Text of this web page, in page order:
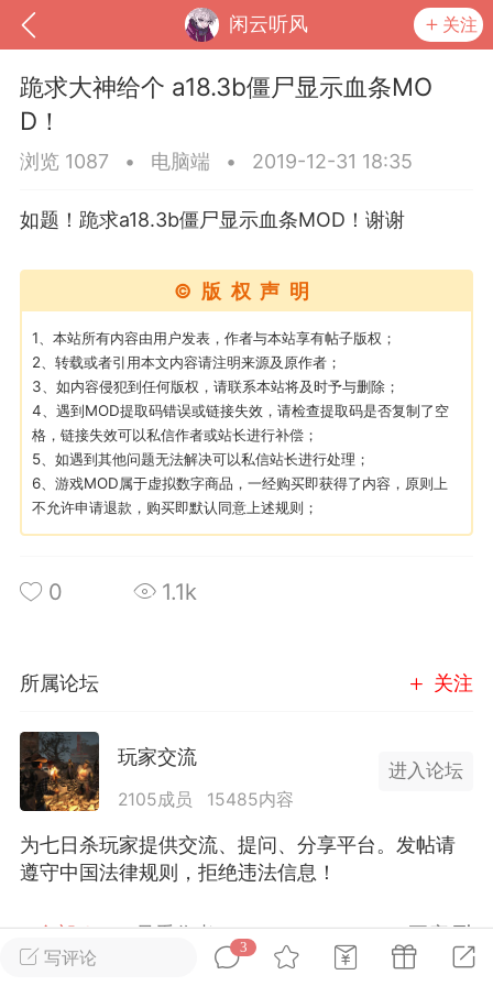
闲云听风 关注
我的钱包 道具 排行榜
MOD下载 攻略教程 联机招募
02-10 15:45
电脑端 其他&工具
作弊模组的发布规范近期收到一些信息
环境，中文网特此发布以下声明，规范
模组的发布行为：1. *...
71 2.2w
大人
Lv.8
写评论
3
跪求大神给个 a18.3b僵尸显示血条MO
D！
浏览 1087 • 电脑端 • 2019-12-31 18:35
如题！跪求a18.3b僵尸显示血条MOD！谢谢
©版权声明
1、本站所有内容由用户发表，作者与本站享有帖子版权；
2、转载或者引用本文内容请注明来源及原作者；
3、如内容侵犯到任何版权，请联系本站将及时予与删除；
4、遇到MOD提取码错误或链接失效，请检查提取码是否复制了空
格，链接失效可以私信作者或站长进行补偿；
5、如遇到其他问题无法解决可以私信站长进行处理；
6、游戏MOD属于虚拟数字商品，一经购买即获得了内容，原则上
不允许申请退款，购买即默认同意上述规则；
0 1.1k
所属论坛 关注
玩家交流
2105成员 15485内容
进入论坛
为七日杀玩家提供交流、提问、分享平台。发帖请
遵守中国法律规则，拒绝违法信息！
全部 3 只看作者 正序